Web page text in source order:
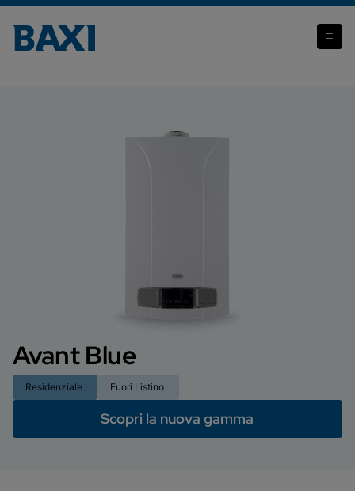
disponibile.
Avant Blue
Residenziale Fuori Listino
Scopri la nuova gamma